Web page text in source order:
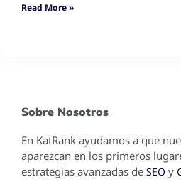
Read More »
Sobre Nosotros
En KatRank ayudamos a que
aparezcan en los primeros
estrategias avanzadas de SEO y